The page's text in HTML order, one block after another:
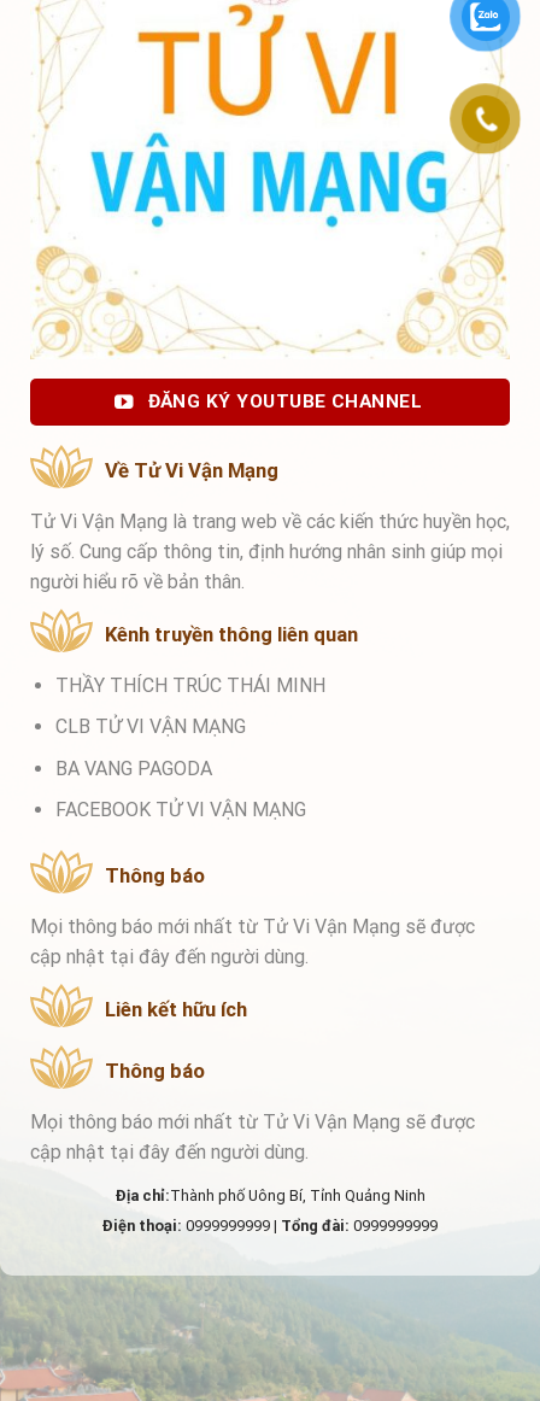
ĐĂNG KÝ YOUTUBE CHANNEL
Về Tử Vi Vận Mạng
Tử Vi Vận Mạng là trang web về các kiến thức huyền học,
lý số. Cung cấp thông tin, định hướng nhân sinh giúp mọi
người hiểu rõ về bản thân.
Kênh truyền thông liên quan
THẦY THÍCH TRÚC THÁI MINH
CLB TỬ VI VẬN MẠNG
BA VANG PAGODA
FACEBOOK TỬ VI VẬN MẠNG
Thông báo
Mọi thông báo mới nhất từ Tử Vi Vận Mạng sẽ được
cập nhật tại đây đến người dùng.
Liên kết hữu ích
Thông báo
Mọi thông báo mới nhất từ Tử Vi Vận Mạng sẽ được
cập nhật tại đây đến người dùng.
Địa chỉ:Thành phố Uông Bí, Tỉnh Quảng Ninh
Điện thoại: 0999999999 | Tổng đài: 0999999999